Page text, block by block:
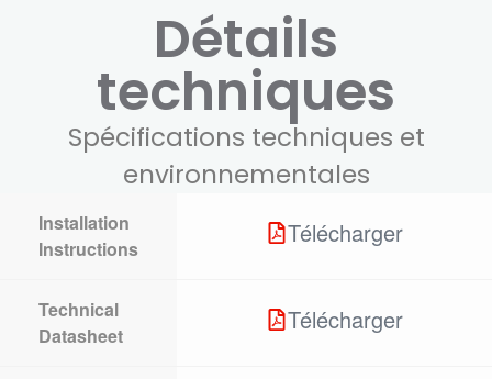
Détails
techniques
Spécifications techniques et
environnementales
Installation
Instructions
Télécharger
Technical
Datasheet
Télécharger